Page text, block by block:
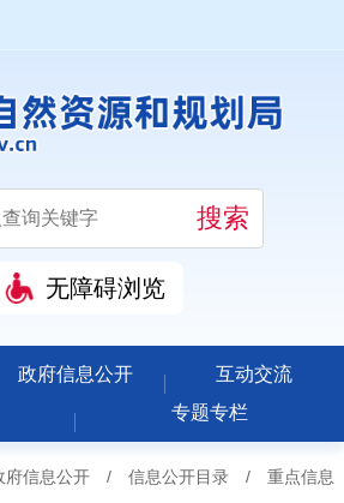
无障碍浏览
政府信息公开
互动交流
专题专栏
府信息公开 / 信息公开目录 /
重点信息